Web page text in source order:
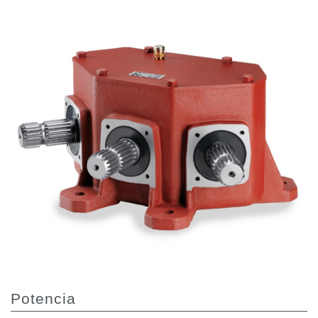
Motores de pistones radiales
Motores Orbitales Producidos Por Bondioli & Pavesi
Sistemas de acoplamiento
Bloques hidráulicos integrados
Valvulas de control direccional
Valvulas de cartucho
Valvulas en linea
Servomandos
Componentes electrónicos para sistemas de control
Intercambiadores de calor
Potencia